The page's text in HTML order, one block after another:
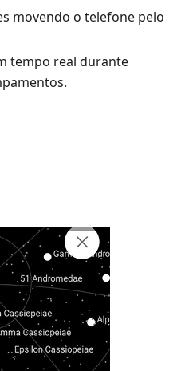
movendo o telefone pelo
tempo real durante